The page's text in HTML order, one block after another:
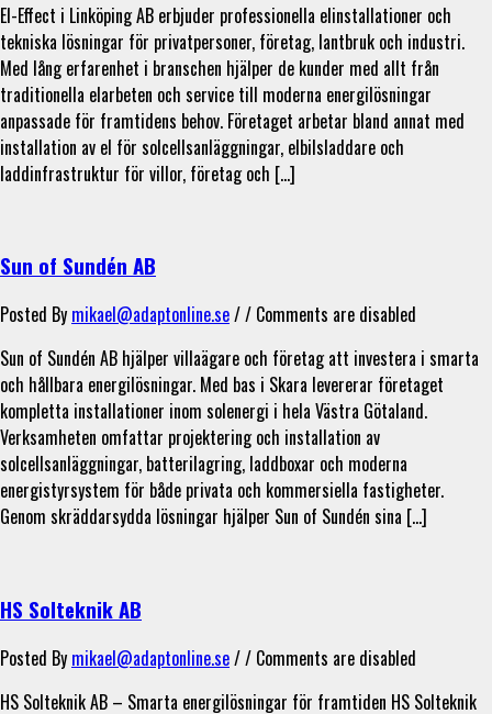
El-Effect i Linköping AB erbjuder professionella elinstallationer och
tekniska lösningar för privatpersoner, företag, lantbruk och industri.
Med lång erfarenhet i branschen hjälper de kunder med allt från
traditionella elarbeten och service till moderna energilösningar
anpassade för framtidens behov. Företaget arbetar bland annat med
installation av el för solcellsanläggningar, elbilsladdare och
laddinfrastruktur för villor, företag och […]
Sun of Sundén AB
Posted By mikael@adaptonline.se/ / Comments are disabled
Sun of Sundén AB hjälper villaägare och företag att investera i smarta
och hållbara energilösningar. Med bas i Skara levererar företaget
kompletta installationer inom solenergi i hela Västra Götaland.
Verksamheten omfattar projektering och installation av
solcellsanläggningar, batterilagring, laddboxar och moderna
energistyrsystem för både privata och kommersiella fastigheter.
Genom skräddarsydda lösningar hjälper Sun of Sundén sina […]
HS Solteknik AB
Posted By mikael@adaptonline.se/ / Comments are disabled
HS Solteknik AB – Smarta energilösningar för framtiden HS Solteknik